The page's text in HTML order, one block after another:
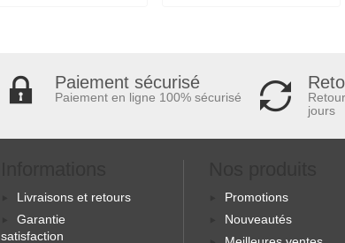
Paiement sécurisé
Paiement en ligne 100% sécurisé
jours
Livraisons et retours
Garantie
satisfaction
Promotions
Nouveautés